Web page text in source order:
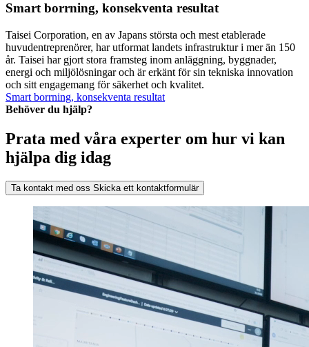
Smart borrning, konsekventa resultat
Taisei Corporation, en av Japans största och mest etablerade
huvudentreprenörer, har utformat landets infrastruktur i mer än 150
år. Taisei har gjort stora framsteg inom anläggning, byggnader,
energi och miljölösningar och är erkänt för sin tekniska innovation
och sitt engagemang för säkerhet och kvalitet.
Smart borrning, konsekventa resultat
Behöver du hjälp?
Prata med våra experter om hur vi kan
hjälpa dig idag
Ta kontakt med oss Skicka ett kontaktformulär